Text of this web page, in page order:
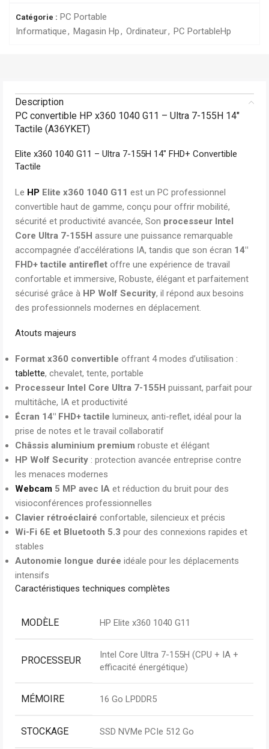
Catégorie : PC Portable
Informatique, Magasin Hp, Ordinateur, PC PortableHp
Description
PC convertible HP x360 1040 G11 – Ultra 7-155H 14″
Tactile (A36YKET)
Elite x360 1040 G11 – Ultra 7-155H 14″ FHD+ Convertible
Tactile
Le HP Elite x360 1040 G11 est un PC professionnel
convertible haut de gamme, conçu pour offrir mobilité,
sécurité et productivité avancée, Son processeur Intel
Core Ultra 7-155H assure une puissance remarquable
accompagnée d’accélérations IA, tandis que son écran 14″
FHD+ tactile antireflet offre une expérience de travail
confortable et immersive, Robuste, élégant et parfaitement
sécurisé grâce à HP Wolf Security, il répond aux besoins
des professionnels modernes en déplacement.
Atouts majeurs
Format x360 convertible offrant 4 modes d’utilisation :
tablette, chevalet, tente, portable
Processeur Intel Core Ultra 7-155H puissant, parfait pour
multitâche, IA et productivité
Écran 14″ FHD+ tactile lumineux, anti-reflet, idéal pour la
prise de notes et le travail collaboratif
Châssis aluminium premium robuste et élégant
HP Wolf Security : protection avancée entreprise contre
les menaces modernes
Webcam 5 MP avec IA et réduction du bruit pour des
visioconférences professionnelles
Clavier rétroéclairé confortable, silencieux et précis
Wi-Fi 6E et Bluetooth 5.3 pour des connexions rapides et
stables
Autonomie longue durée idéale pour les déplacements
intensifs
Caractéristiques techniques complètes
MODÈLE HP Elite x360 1040 G11
PROCESSEUR
Intel Core Ultra 7-155H (CPU + IA +
efficacité énergétique)
MÉMOIRE 16 Go LPDDR5
STOCKAGE SSD NVMe PCIe 512 Go